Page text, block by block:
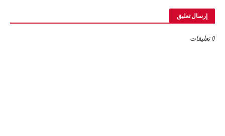
إرسال تعليق
0 تعليقات